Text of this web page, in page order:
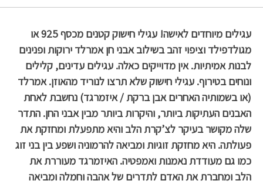
עגילים מיוחדים לאישה! עגילי חישוק קטנים מכסף 925 או
מגולדפילד וציפוי זהב בשילוב אבני חן אמרלד ירוקות ופנינים
לבנות אמיתיות. אין מדוייקים כאלה. עגילים עדינים, קלילים
ונוחים בטירוף. עגילי חישוק שלא תרצו לנוריד מהאוזן. אמרלד
(או בשמותיה האחרים אבן ברקת / איזמרגד) נחשבת לאחת
האבנים העתיקות ביותר, והיקרות ביותר מבין אבני החן. התדר
שלה מקושר בעיקר לצ’קרת הלב והיא מתפעלת ומחזקת את
פעולתה. היא מחזקת זוגיות ומביאה להרמוניה ושפע בין בני זוג
כמו גם מעודדת נאמנות ואמפטיה. האיזמרגד מעוררת את
הלב ומחברת את האדם לתדרים של אהבה וחמלה ומביאה